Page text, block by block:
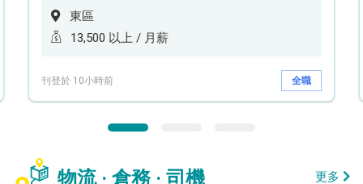
東區
13,500 以上 / 月薪
刊登於 10小時前 全職
物流 · 倉務 · 司機 更多